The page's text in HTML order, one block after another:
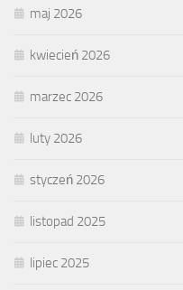
maj 2026
kwiecień 2026
marzec 2026
luty 2026
styczeń 2026
listopad 2025
lipiec 2025